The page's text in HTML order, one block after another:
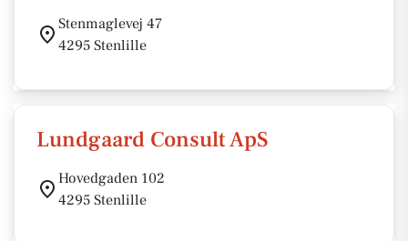
Stenmaglevej 47
4295 Stenlille
Lundgaard Consult ApS
Hovedgaden 102
4295 Stenlille